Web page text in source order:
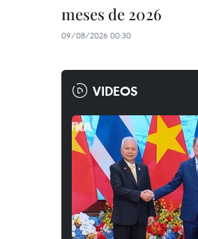
meses de 2026
09/08/2026 00:30
VIDEOS